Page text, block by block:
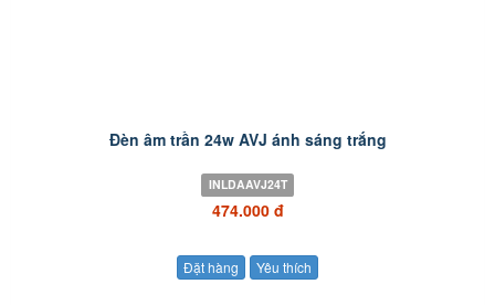
Đèn âm trần 24w AVJ ánh sáng trắng
INLDAAVJ24T
474.000 đ
Đặt hàng Yêu thích